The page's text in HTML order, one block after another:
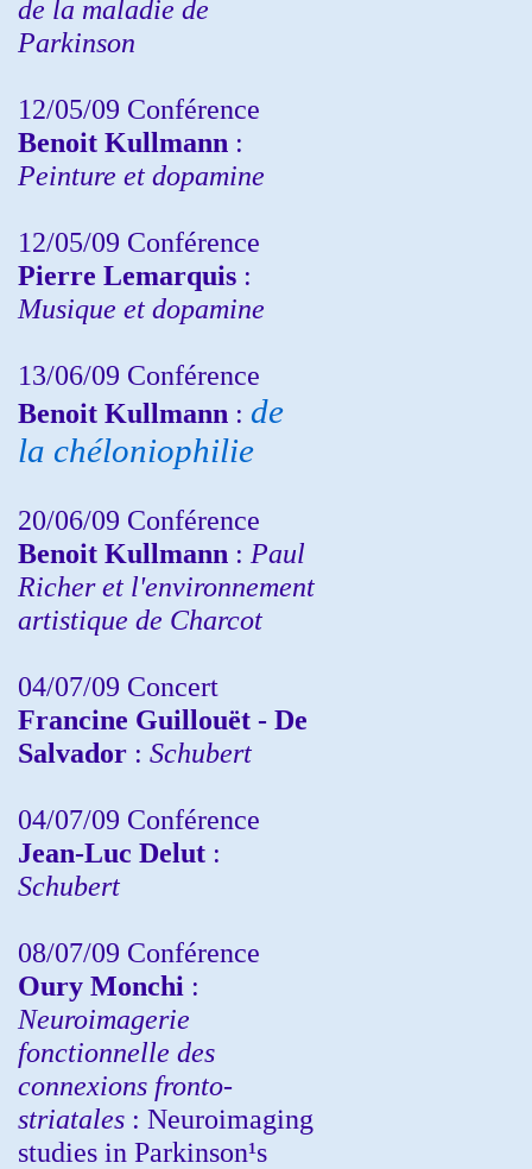
de la maladie de
Parkinson
12/05/09 Conférence
Benoit Kullmann :
Peinture et dopamine
12/05/09 Conférence
Pierre Lemarquis :
Musique et dopamine
13/06/09 Conférence
Benoit Kullmann : de
la chéloniophilie
20/06/09 Conférence
Benoit Kullmann : Paul
Richer et l'environnement
artistique de Charcot
04/07/09 Concert
Francine Guillouët - De
Salvador : Schubert
04/07/09 Conférence
Jean-Luc Delut :
Schubert
08/07/09 Conférence
Oury Monchi :
Neuroimagerie
fonctionnelle des
connexions fronto-
striatales : Neuroimaging
studies in Parkinson¹s